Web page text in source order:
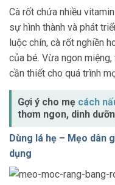
Cà rốt chứa nhiều
sự hình thành và phát
luộc chín, cà rốt nghiền
của bé. Vừa ngon
cần thiết cho quá trình
Gợi ý cho mẹ cách
thơm ngon, dinh
Dùng lá hẹ – Mẹo dân
dụng